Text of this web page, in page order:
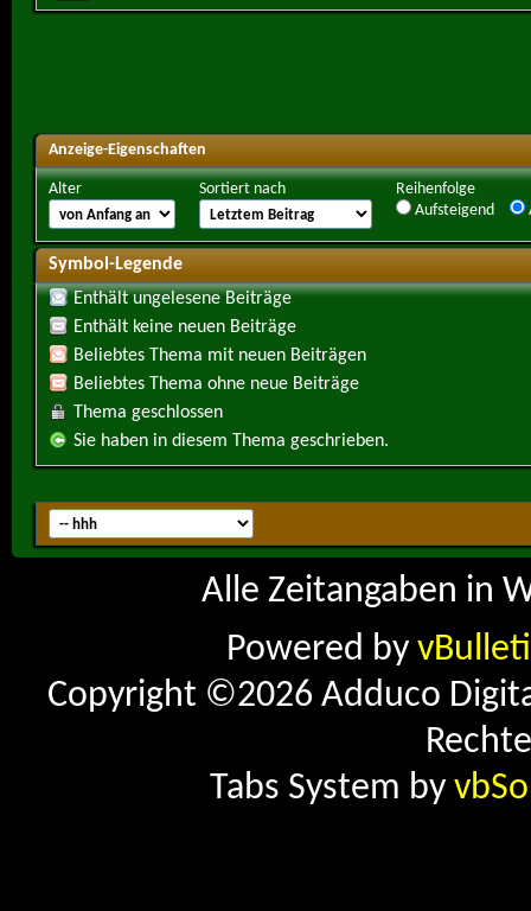
Anzeige-Eigenschaften
Alter Sortiert nach
Reihenfolge
Aufsteigend
Symbol-Legende
Enthält ungelesene Beiträge
Enthält keine neuen Beiträge
Beliebtes Thema mit neuen Beiträgen
Beliebtes Thema ohne neue Beiträge
Thema geschlossen
Sie haben in diesem Thema geschrieben.
Alle Zeitangaben in
Powered by
Copyright ©2026 Adduco
Tabs System by